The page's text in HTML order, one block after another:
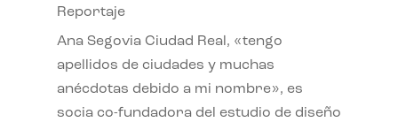
Reportaje
Ana Segovia Ciudad Real, «tengo
apellidos de ciudades y muchas
anécdotas debido a mi nombre», es
socia co-fundadora del estudio de diseño